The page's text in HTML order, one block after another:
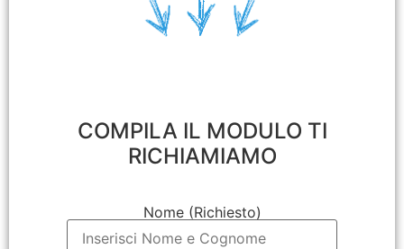
COMPILA IL MODULO TI
RICHIAMIAMO
Nome (Richiesto)